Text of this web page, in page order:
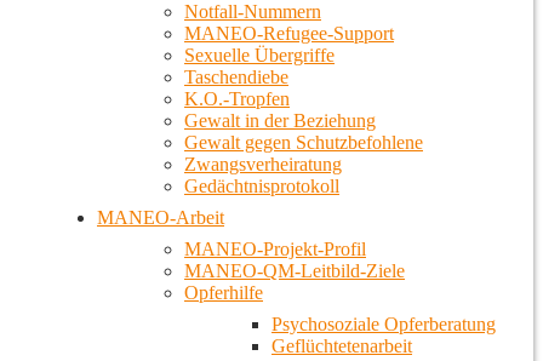
Notfall-Nummern
MANEO-Refugee-Support
Sexuelle Übergriffe
Taschendiebe
K.O.-Tropfen
Gewalt in der Beziehung
Gewalt gegen Schutzbefohlene
Zwangsverheiratung
Gedächtnisprotokoll
MANEO-Arbeit
MANEO-Projekt-Profil
MANEO-QM-Leitbild-Ziele
Opferhilfe
Psychosoziale Opferberatung
Geflüchtetenarbeit